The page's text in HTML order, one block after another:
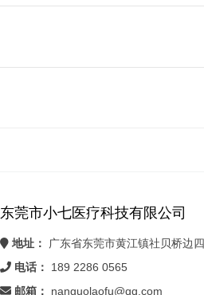
东莞市小七医疗科技有限公司
地址：
广东省东莞市黄江镇社贝桥边
电话：
189 2286 0565
邮箱：
nanguolaofu@qq.com